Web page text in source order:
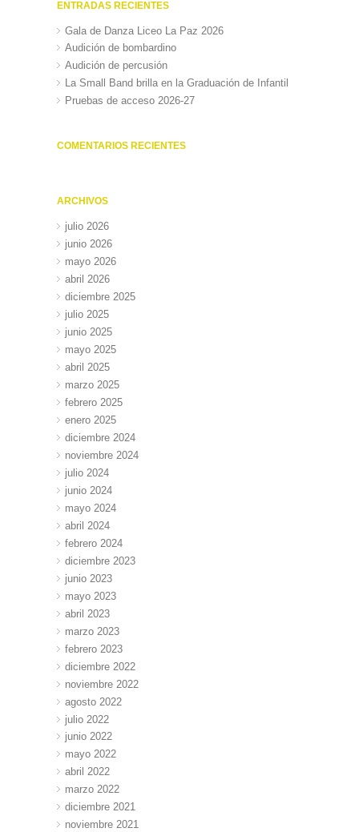
ENTRADAS RECIENTES
Gala de Danza Liceo La Paz 2026
Audición de bombardino
Audición de percusión
La Small Band brilla en la Graduación de Infantil
Pruebas de acceso 2026-27
COMENTARIOS RECIENTES
ARCHIVOS
julio 2026
junio 2026
mayo 2026
abril 2026
diciembre 2025
julio 2025
junio 2025
mayo 2025
abril 2025
marzo 2025
febrero 2025
enero 2025
diciembre 2024
noviembre 2024
julio 2024
junio 2024
mayo 2024
abril 2024
febrero 2024
diciembre 2023
junio 2023
mayo 2023
abril 2023
marzo 2023
febrero 2023
diciembre 2022
noviembre 2022
agosto 2022
julio 2022
junio 2022
mayo 2022
abril 2022
marzo 2022
diciembre 2021
noviembre 2021